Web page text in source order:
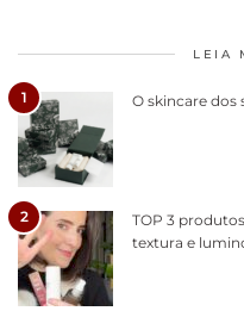
LEIA
1 O skincare dos
2
TOP 3
textura e